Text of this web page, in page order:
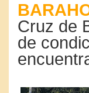
Cruz de
de